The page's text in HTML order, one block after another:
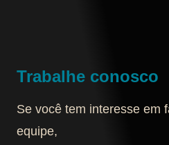
Trabalhe conosco
Se você tem interesse em
equipe,